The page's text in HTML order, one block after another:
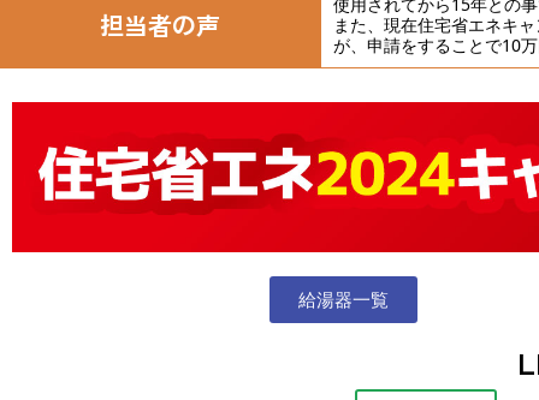
担当者の声
使用されてから15年との
また、現在住宅省エネキ
が、申請をすることで10
給湯器一覧